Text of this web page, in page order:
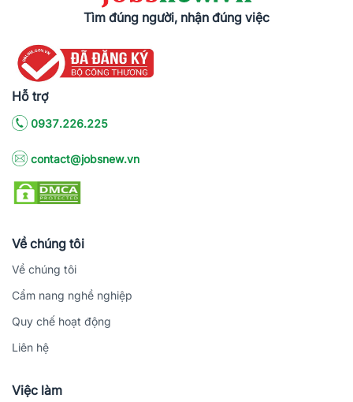
Tìm đúng người, nhận đúng việc
Hỗ trợ
0937.226.225
contact@jobsnew.vn
Về chúng tôi
Về chúng tôi
Cẩm nang nghề nghiệp
Quy chế hoạt động
Liên hệ
Việc làm